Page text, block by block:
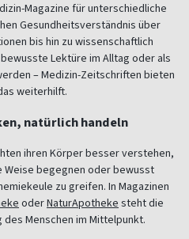
Magazine für unterschiedliche
Gesundheitsverständnis über
bis hin zu wissenschaftlich
Lektüre im Alltag oder als
– Medizin-Zeitschriften bieten
weiterhilft.
natürlich handeln
ihren Körper besser verstehen,
Weise begegnen oder bewusst
zu greifen. In Magazinen
oderNaturApotheke steht die
Menschen im Mittelpunkt.